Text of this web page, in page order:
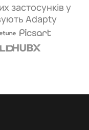
застосунків у
Adapty